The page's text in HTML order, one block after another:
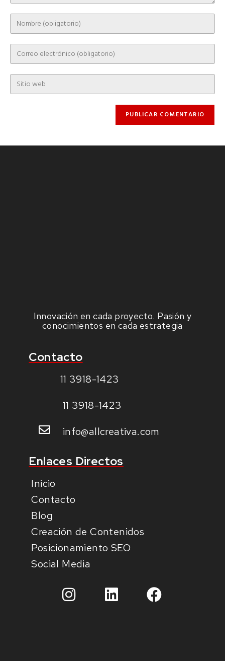
Innovación en cada proyecto. Pasión y
conocimientos en cada estrategia
Contacto
11 3918-1423
11 3918-1423
info@allcreativa.com
Enlaces Directos
Inicio
Contacto
Blog
Creación de Contenidos
Posicionamiento SEO
Social Media